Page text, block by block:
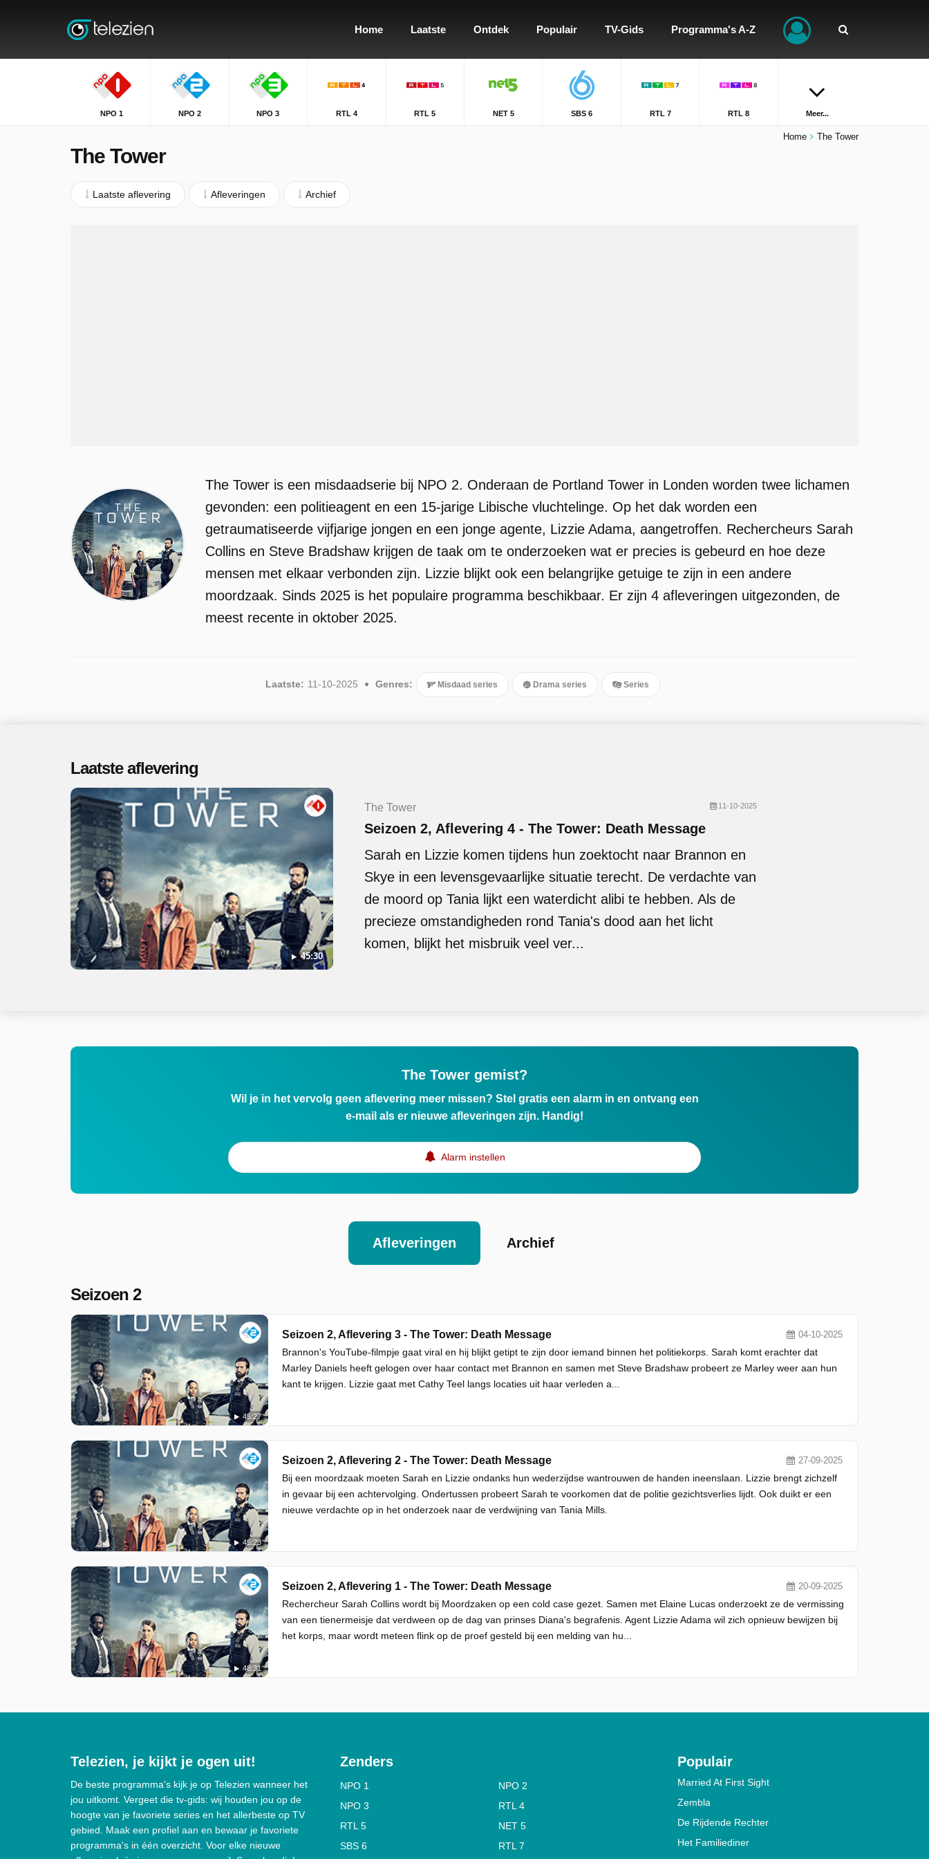
Home Laatste Ontdek Populair TV-Gids Programma's A-Z
NPO 1 NPO 2 NPO 3 RTL 4 RTL 5 NET 5 SBS 6 RTL 7 RTL 8 Meer...
Home The Tower
The Tower
Laatste aflevering Afleveringen Archief
The Tower is een misdaadserie bij NPO 2. Onderaan de Portland Tower in Londen worden twee lichamen
gevonden: een politieagent en een 15-jarige Libische vluchtelinge. Op het dak worden een
getraumatiseerde vijfjarige jongen en een jonge agente, Lizzie Adama, aangetroffen. Rechercheurs Sarah
Collins en Steve Bradshaw krijgen de taak om te onderzoeken wat er precies is gebeurd en hoe deze
mensen met elkaar verbonden zijn. Lizzie blijkt ook een belangrijke getuige te zijn in een andere
moordzaak. Sinds 2025 is het populaire programma beschikbaar. Er zijn 4 afleveringen uitgezonden, de
meest recente in oktober 2025.
Laatste: 11-10-2025 Genres: Misdaad series Drama series Series
Laatste aflevering
45:30
The Tower 11-10-2025
Seizoen 2, Aflevering 4 - The Tower: Death Message
Sarah en Lizzie komen tijdens hun zoektocht naar Brannon en
Skye in een levensgevaarlijke situatie terecht. De verdachte van
de moord op Tania lijkt een waterdicht alibi te hebben. Als de
precieze omstandigheden rond Tania's dood aan het licht
komen, blijkt het misbruik veel ver...
The Tower gemist?
Wil je in het vervolg geen aflevering meer missen? Stel gratis een alarm in en ontvang een
e-mail als er nieuwe afleveringen zijn. Handig!
Alarm instellen
Afleveringen Archief
Seizoen 2
45:27
Seizoen 2, Aflevering 3 - The Tower: Death Message 04-10-2025
Brannon's YouTube-filmpje gaat viral en hij blijkt getipt te zijn door iemand binnen het politiekorps. Sarah komt erachter dat
Marley Daniels heeft gelogen over haar contact met Brannon en samen met Steve Bradshaw probeert ze Marley weer aan hun
kant te krijgen. Lizzie gaat met Cathy Teel langs locaties uit haar verleden a...
45:23
Seizoen 2, Aflevering 2 - The Tower: Death Message 27-09-2025
Bij een moordzaak moeten Sarah en Lizzie ondanks hun wederzijdse wantrouwen de handen ineenslaan. Lizzie brengt zichzelf
in gevaar bij een achtervolging. Ondertussen probeert Sarah te voorkomen dat de politie gezichtsverlies lijdt. Ook duikt er een
nieuwe verdachte op in het onderzoek naar de verdwijning van Tania Mills.
48:31
Seizoen 2, Aflevering 1 - The Tower: Death Message 20-09-2025
Rechercheur Sarah Collins wordt bij Moordzaken op een cold case gezet. Samen met Elaine Lucas onderzoekt ze de vermissing
van een tienermeisje dat verdween op de dag van prinses Diana's begrafenis. Agent Lizzie Adama wil zich opnieuw bewijzen bij
het korps, maar wordt meteen flink op de proef gesteld bij een melding van hu...
Telezien, je kijkt je ogen uit!
De beste programma's kijk je op Telezien wanneer het
jou uitkomt. Vergeet die tv-gids: wij houden jou op de
hoogte van je favoriete series en het allerbeste op TV
gebied. Maak een profiel aan en bewaar je favoriete
programma's in één overzicht. Voor elke nieuwe
Zenders
NPO 1
NPO 2
NPO 3
RTL 4
RTL 5
NET 5
SBS 6
RTL 7
Populair
Married At First Sight
Zembla
De Rijdende Rechter
Het Familiediner